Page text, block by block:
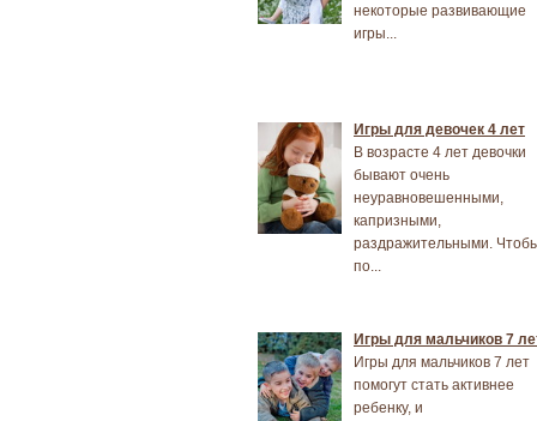
некоторые развивающие
игры...
Игры для девочек 4 лет
В возрасте 4 лет девочки
бывают очень
неуравновешенными,
капризными,
раздражительными.
по...
Игры для мальчиков 7
Игры для мальчиков 7 лет
помогут стать активнее
ребенку, и